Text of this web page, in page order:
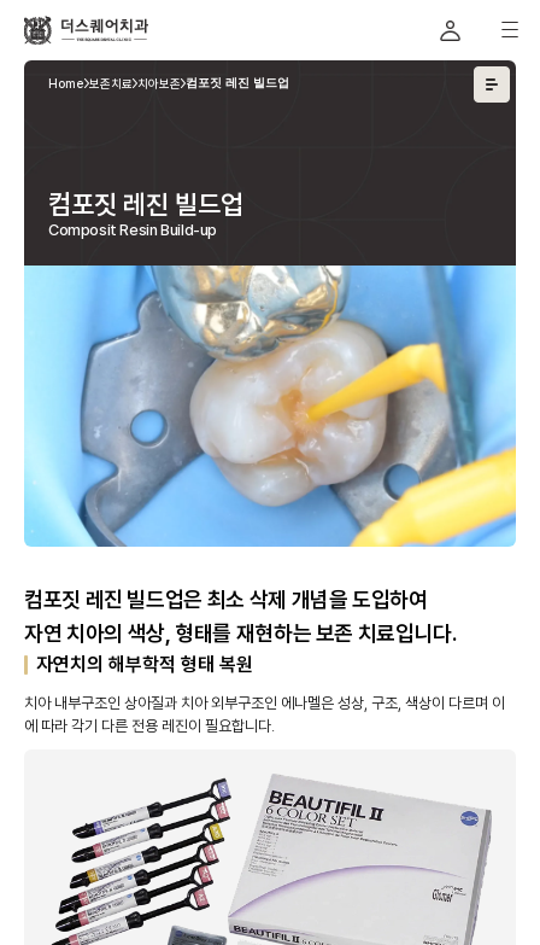
Home 보존치료 치아보존 컴포짓 레진 빌드업
컴포짓 레진 빌드업
Composit Resin Build-up
컴포짓 레진 빌드업은 최소 삭제 개념을 도입하여
자연 치아의 색상, 형태를 재현하는 보존 치료입니다.
자연치의 해부학적 형태 복원
치아 내부구조인 상아질과 치아 외부구조인 에나멜은 성상, 구조, 색상이 다르며 이
에 따라 각기 다른 전용 레진이 필요합니다.